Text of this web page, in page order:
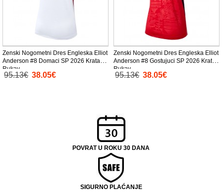
Zenski Nogometni Dres Engleska Elliot
Anderson #8 Domaci SP 2026 Kratak
Rukav
95.13€ 38.05€
Zenski Nogometni Dres Engleska Elliot
Anderson #8 Gostujuci SP 2026 Kratak
Rukav
95.13€ 38.05€
POVRAT U ROKU 30 DANA
SIGURNO PLAĆANJE